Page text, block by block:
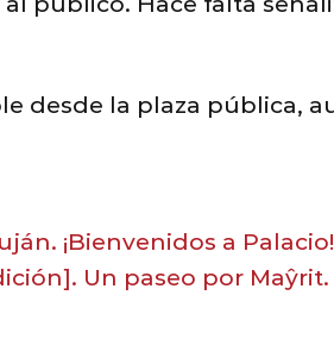
desde la plaza pública,
¡Bienvenidos a
Un paseo por Maŷrit.